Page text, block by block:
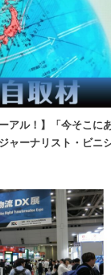
アル！】「今そこに
ーナリスト・ビニ